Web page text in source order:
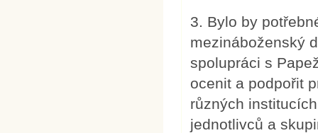
3. Bylo by
mezináboženský
spolupráci s
ocenit a podpořit
různých
jednotlivců a